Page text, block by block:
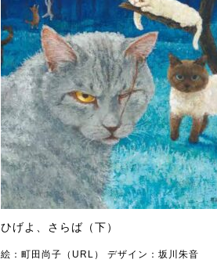
ひげよ、さらば（下）
絵：町田尚子（URL） デザイン：坂川朱音